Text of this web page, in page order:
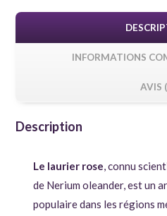
INFORMATIONS
AVIS
Description
Le laurier rose, connu
de Nerium oleander, est un
populaire dans les régions